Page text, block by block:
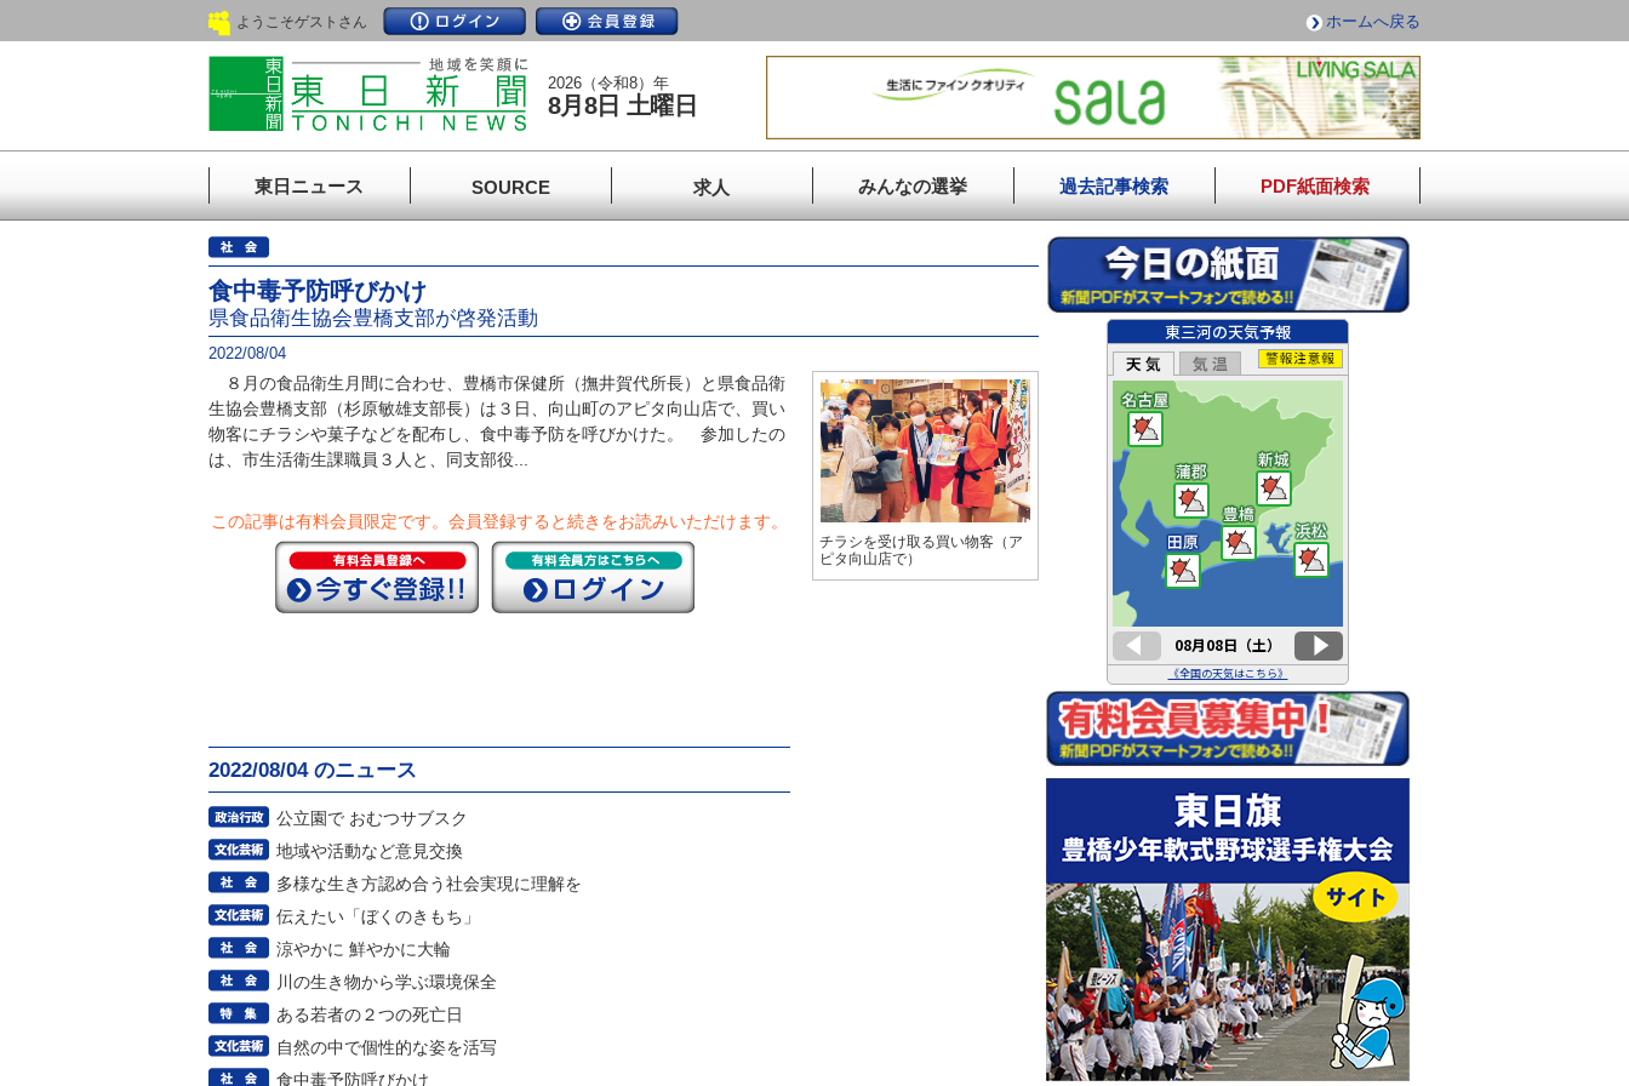
ようこそゲストさん ホームへ戻る
2026（令和8）年
8月8日 土曜日
東日ニュース SOURCE 求人 みんなの選挙 過去記事検索 PDF紙面検索
食中毒予防呼びかけ
県食品衛生協会豊橋支部が啓発活動
2022/08/04
８月の食品衛生月間に合わせ、豊橋市保健所（撫井賀代所長）と県食品衛
生協会豊橋支部（杉原敏雄支部長）は３日、向山町のアピタ向山店で、買い
物客にチラシや菓子などを配布し、食中毒予防を呼びかけた。 参加したの
は、市生活衛生課職員３人と、同支部役...
この記事は有料会員限定です。 会員登録すると続きをお読みいただけます。
2022/08/04 のニュース
公立園で おむつサブスク
地域や活動など意見交換
多様な生き方認め合う社会実現に理解を
伝えたい「ぼくのきもち」
涼やかに 鮮やかに大輪
川の生き物から学ぶ環境保全
ある若者の２つの死亡日
自然の中で個性的な姿を活写
食中毒予防呼びかけ
チラシを受け取る買い物客（ア
ピタ向山店で）